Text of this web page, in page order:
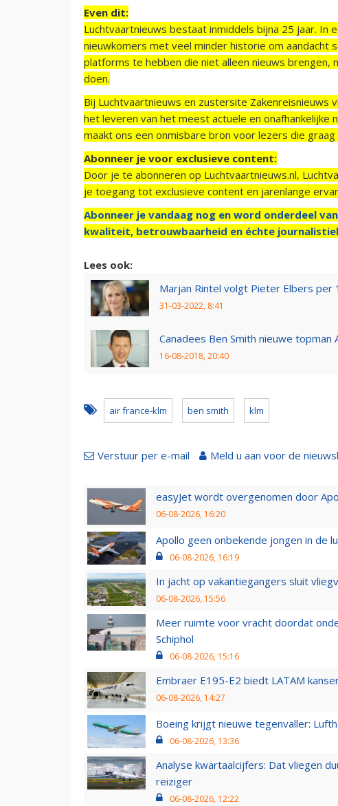
Even dit:
Luchtvaartnieuws bestaat inmiddels bijna 25 jaar. In
nieuwkomers met veel minder historie om aandacht
platforms te hebben die niet alleen nieuws
doen.
Bij Luchtvaartnieuws en zustersite Zakenreisnieuws
het leveren van het meest actuele en
maakt ons een onmisbare bron voor lezers die
Abonneer je voor exclusieve content:
Door je te abonneren op Luchtvaartnieuws.nl,
je toegang tot exclusieve content en jarenlange
Abonneer je vandaag nog en word onderdeel
kwaliteit, betrouwbaarheid en échte
Lees ook:
Marjan Rintel volgt Pieter Elbers per
31-03-2022, 8:41
Canadees Ben Smith nieuwe topman
16-08-2018, 20:40
air france-klm ben smith klm
Verstuur per e-mail Meld u aan voor de
easyJet wordt overgenomen door
06-08-2026, 16:20
Apollo geen onbekende jongen in de
06-08-2026, 16:19
In jacht op vakantiegangers sluit
06-08-2026, 15:56
Meer ruimte voor vracht doordat
Schiphol
06-08-2026, 15:16
Embraer E195-E2 biedt LATAM
06-08-2026, 14:27
Boeing krijgt nieuwe tegenvaller:
06-08-2026, 13:36
Analyse kwartaalcijfers: Dat vliegen
reiziger
06-08-2026, 12:22